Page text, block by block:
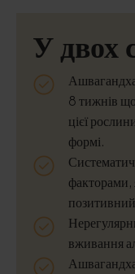
У двох
8 тижнів
цієї
формі.
факторами,
вживання